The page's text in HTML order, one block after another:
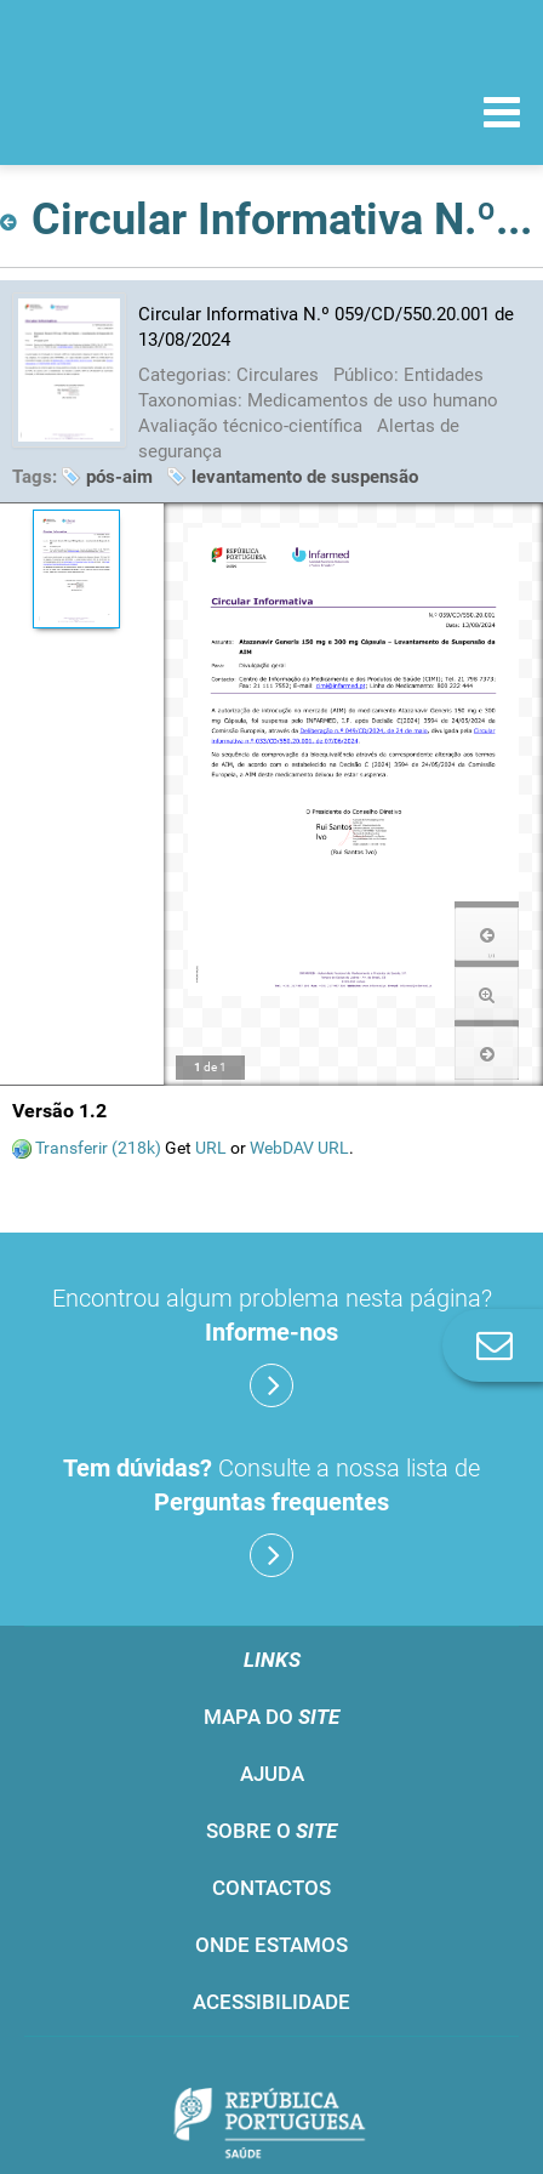
Circular Informativa N.º 059/CD/550.20.001 de 13/08/2024
Circular Informativa N.º 059/CD/550.20.001 de
13/08/2024
Categorias: Circulares Público: Entidades
Taxonomias: Medicamentos de uso humano
Avaliação técnico-científica
Alertas de
segurança
Tags:
pós-aim levantamento de suspensão
1 de 1
Versão 1.2
Transferir (218k) Get URL orWebDAV URL .
Encontrou algum problema nesta página?
Informe-nos
Tem dúvidas? Consulte a nossa lista de
Perguntas frequentes
LINKS
MAPA DO SITE
AJUDA
SOBRE O SITE
CONTACTOS
ONDE ESTAMOS
ACESSIBILIDADE